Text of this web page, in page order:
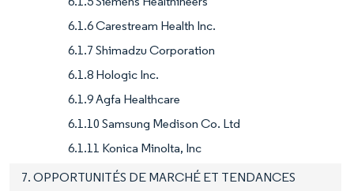
6.1.6 Carestream Health Inc.
6.1.7 Shimadzu Corporation
6.1.8 Hologic Inc.
6.1.9 Agfa Healthcare
6.1.10 Samsung Medison Co. Ltd
6.1.11 Konica Minolta, Inc
7. OPPORTUNITÉS DE MARCHÉ ET TENDANCES